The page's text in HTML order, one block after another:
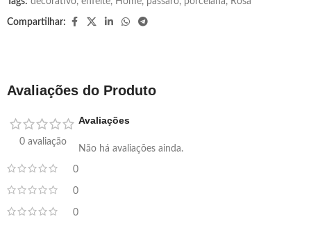
Compartilhar:
Avaliações do Produto
0 avaliação
0
0
0
Avaliações
Não há avaliações ainda.